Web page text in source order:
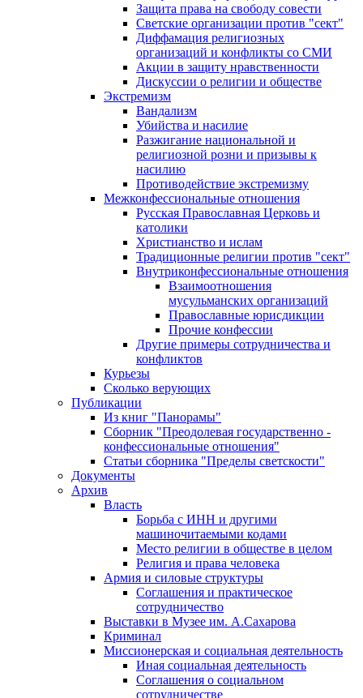
Защита права на свободу совести
Светские организации против "сект"
Диффамация религиозных
организаций и конфликты со СМИ
Акции в защиту нравственности
Дискуссии о религии и обществе
Экстремизм
Вандализм
Убийства и насилие
Разжигание национальной и
религиозной розни и призывы к
насилию
Противодействие экстремизму
Межконфессиональные отношения
Русская Православная Церковь и
католики
Христианство и ислам
Традиционные религии против "сект"
Внутриконфессиональные отношения
Взаимоотношения
мусульманских организаций
Православные юрисдикции
Прочие конфессии
Другие примеры сотрудничества и
конфликтов
Курьезы
Сколько верующих
Публикации
Из книг "Панорамы"
Сборник "Преодолевая государственно -
конфессиональные отношения"
Статьи сборника "Пределы светскости"
Документы
Архив
Власть
Борьба с ИНН и другими
машиночитаемыми кодами
Место религии в обществе в целом
Религия и права человека
Армия и силовые структуры
Соглашения и практическое
сотрудничество
Выставки в Музее им. А.Сахарова
Криминал
Миссионерская и социальная деятельность
Иная социальная деятельность
Соглашения о социальном
сотрудничестве